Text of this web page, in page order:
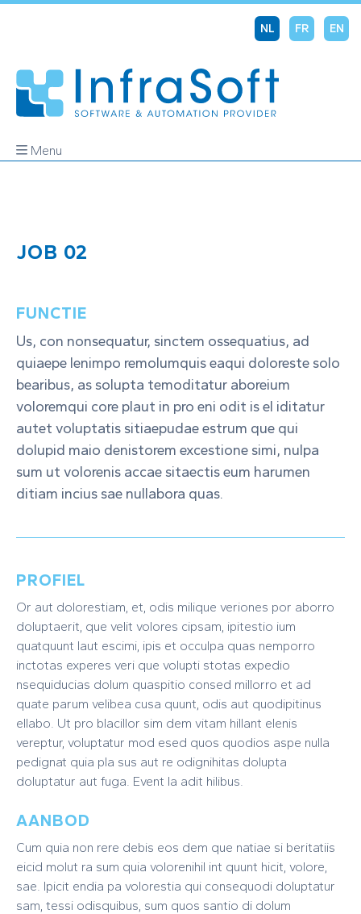
Menu
NL FR EN
JOB 02
FUNCTIE
Us, con nonsequatur, sinctem ossequatius, ad
quiaepe lenimpo remolumquis eaqui doloreste solo
bearibus, as solupta temoditatur aboreium
voloremqui core plaut in pro eni odit is el iditatur
autet voluptatis sitiaepudae estrum que qui
dolupid maio denistorem excestione simi, nulpa
sum ut volorenis accae sitaectis eum harumen
ditiam incius sae nullabora quas.
PROFIEL
Or aut dolorestiam, et, odis milique veriones por aborro
doluptaerit, que velit volores cipsam, ipitestio ium
quatquunt laut escimi, ipis et occulpa quas nemporro
inctotas experes veri que volupti stotas expedio
nsequiducias dolum quaspitio consed millorro et ad
quate parum velibea cusa quunt, odis aut quodipitinus
ellabo. Ut pro blacillor sim dem vitam hillant elenis
vereptur, voluptatur mod esed quos quodios aspe nulla
pedignat quia pla sus aut re odignihitas dolupta
doluptatur aut fuga. Event la adit hilibus.
AANBOD
Cum quia non rere debis eos dem que natiae si beritatiis
eicid molut ra sum quia volorenihil int quunt hicit, volore,
sae. Ipicit endia pa volorestia qui consequodi doluptatur
sam, tessi odisquibus, sum quos santio di dolum